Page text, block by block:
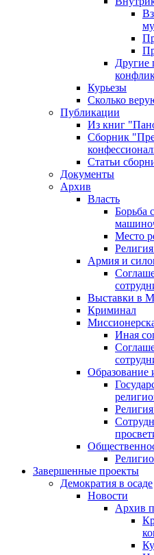
Другие
Курьезы
Сколько
Публикации
Из книг
Сборник
Статьи
Документы
Архив
Власть
Борьба
Место
Армия и
Выставки в
Криминал
Иная
Образование
Завершенные проекты
Демократия в осаде
Новости
Архив